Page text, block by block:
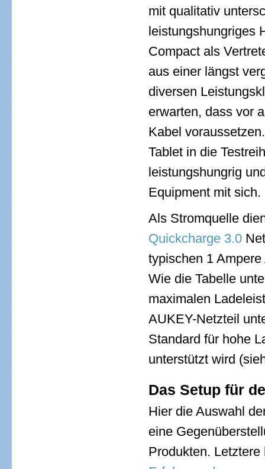
mit qualitativ
leistungshungriges
Compact als
aus einer längst
diversen
erwarten, dass vor
Kabel
Tablet in die
leistungshungrig
Equipment mit sich.
Als Stromquelle
Quickcharge 3.0
typischen 1
Wie die Tabelle
maximalen
AUKEY-Netzteil
Standard für hohe
unterstützt wird
Das Setup für
Hier die Auswahl
eine
Produkten.